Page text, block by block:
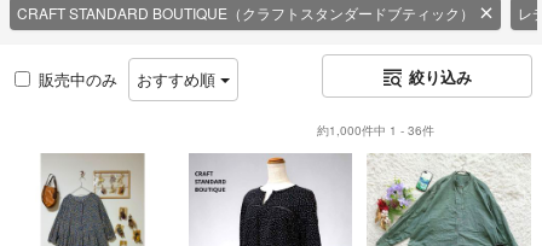
CRAFT STANDARD BOUTIQUE（クラフトスタンダードブティック） レ
販売中のみ おすすめ順 絞り込み
約1,000件中 1 - 36件